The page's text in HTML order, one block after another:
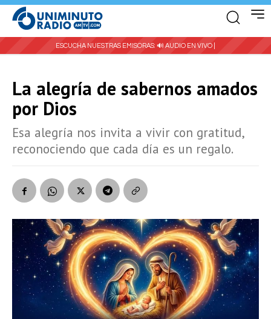
ESCUCHA NUESTRAS EMISORAS: 🔊 AUDIO EN VIVO |
La alegría de sabernos amados
por Dios
Esa alegría nos invita a vivir con gratitud,
reconociendo que cada día es un regalo.